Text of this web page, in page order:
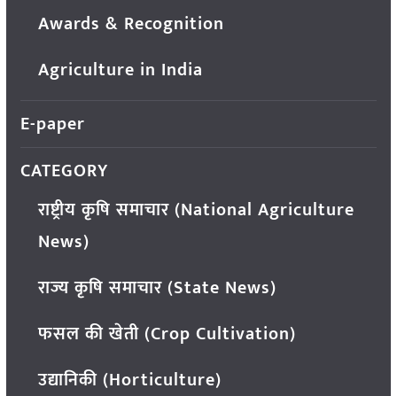
Awards & Recognition
Agriculture in India
E-paper
CATEGORY
राष्ट्रीय कृषि समाचार (National Agriculture
News)
राज्य कृषि समाचार (State News)
फसल की खेती (Crop Cultivation)
उद्यानिकी (Horticulture)